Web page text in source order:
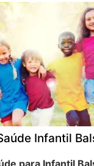
Infantil